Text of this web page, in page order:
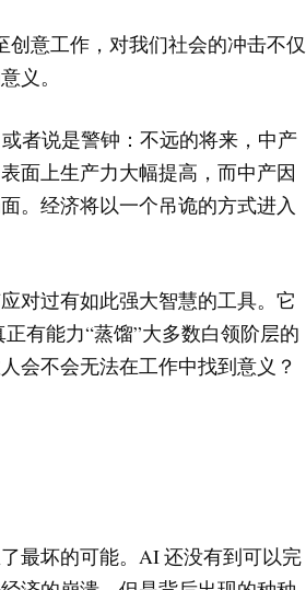
意工作，对我们社会的冲击不仅
义。
或者说是警钟：不远的将来，中产
面上生产力大幅提高，而中产因
。经济将以一个吊诡的方式进入
对过有如此强大智慧的工具。它
有能力“蒸馏”大多数白领阶层的
会不会无法在工作中找到意义？
最坏的可能。AI 还没有到可以完